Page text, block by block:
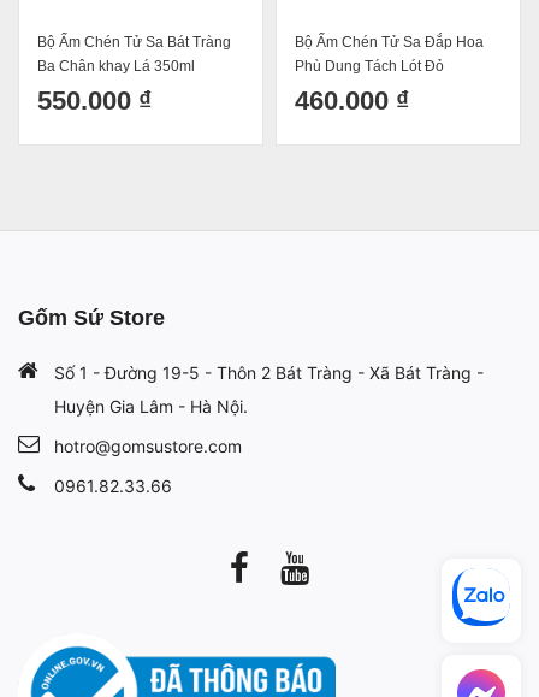
Bộ Ấm Chén Tử Sa Bát Tràng
Ba Chân khay Lá 350ml
550.000 ₫
Bộ Ấm Chén Tử Sa Đắp Hoa
Phù Dung Tách Lót Đỏ
460.000 ₫
Gốm Sứ Store
Số 1 - Đường 19-5 - Thôn 2 Bát Tràng - Xã Bát Tràng -
Huyện Gia Lâm - Hà Nội.
hotro@gomsustore.com
0961.82.33.66